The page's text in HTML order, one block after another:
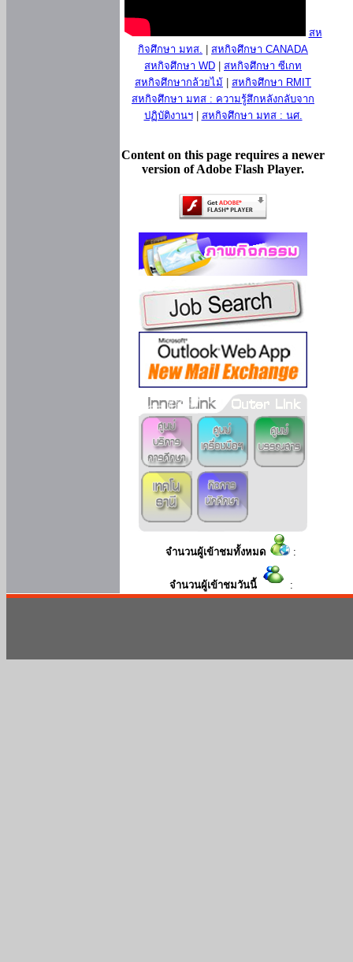
สห
กิจศึกษา มทส.
สหกิจศึกษา CANADA
สหกิจศึกษา WD
สหกิจศึกษา ซีเกท
สหกิจศึกษากล้วยไม้
สหกิจศึกษา RMIT
สหกิจศึกษา มทส : ความรู้สึกหลังกลับจาก
ปฏิบัติงานฯ| สหกิจศึกษา มทส : นศ.
Content on this page requires a newer
version of Adobe Flash Player.
จำนวนผู้เข้าชมทั้งหมด :
จำนวนผู้เข้าชมวันนี้ :